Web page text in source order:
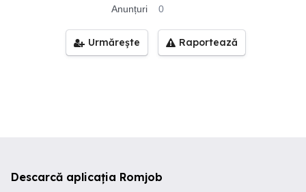
Anunțuri
0
Urmărește Raportează
Descarcă aplicația Romjob